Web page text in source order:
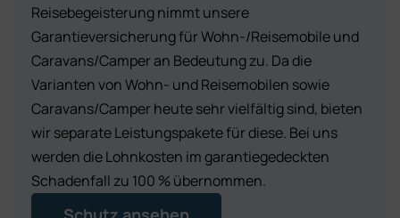
Reisebegeisterung nimmt unsere
Garantieversicherung für Wohn-/Reisemobile und
Caravans/Camper an Bedeutung zu. Da die
Varianten von Wohn- und Reisemobilen sowie
Caravans/Camper heute sehr vielfältig sind, bieten
wir separate Leistungspakete für diese. Bei uns
werden die Lohnkosten im garantiegedeckten
Schadenfall zu 100 % übernommen.